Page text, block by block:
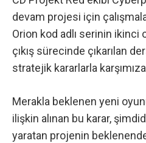
devam projesi için
Orion kod adlı serinin ikinci
çıkış sürecinde çıkarılan
stratejik kararlarla
Merakla beklenen yeni
ilişkin alınan bu karar,
yaratan projenin